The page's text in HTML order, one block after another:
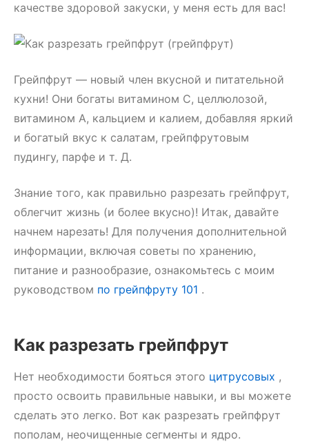
качестве здоровой закуски, у меня есть для вас!
Грейпфрут — новый член вкусной и питательной
кухни! Они богаты витамином С, целлюлозой,
витамином А, кальцием и калием, добавляя яркий
и богатый вкус к салатам, грейпфрутовым
пудингу, парфе и т. Д.
Знание того, как правильно разрезать грейпфрут,
облегчит жизнь (и более вкусно)! Итак, давайте
начнем нарезать! Для получения дополнительной
информации, включая советы по хранению,
питание и разнообразие, ознакомьтесь с моим
руководством по грейпфруту 101 .
Как разрезать грейпфрут
Нет необходимости бояться этого цитрусовых ,
просто освоить правильные навыки, и вы можете
сделать это легко. Вот как разрезать грейпфрут
пополам, неочищенные сегменты и ядро.